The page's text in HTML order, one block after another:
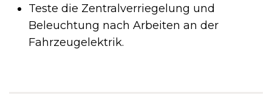
Teste die Zentralverriegelung und
Beleuchtung nach Arbeiten an der
Fahrzeugelektrik.